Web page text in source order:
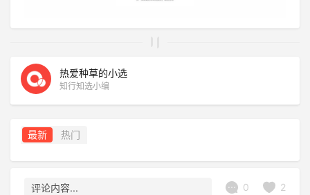
热爱种草的小选
知行知选小编
最新 热门
评论内容... 0 2